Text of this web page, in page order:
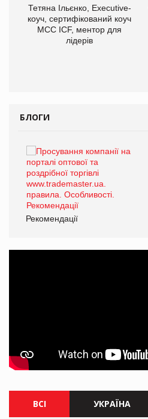
Тетяна Ільєнко, Executive-
коуч, сертифікований коуч
МСС ICF, ментор для
лідерів
БЛОГИ
Рекомендації
ВСІ УКРАЇНА